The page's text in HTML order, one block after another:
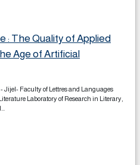
: The Quality of Applied
Age of Artificial
Jijel- Faculty of Lettres and Languages
Laboratory of Research in Literary,